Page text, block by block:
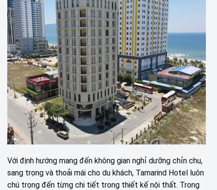
Với định hướng mang đến không gian nghỉ dưỡng chỉn chu,
sang trọng và thoải mái cho du khách, Tamarind Hotel luôn
chú trọng đến từng chi tiết trong thiết kế nội thất. Trong